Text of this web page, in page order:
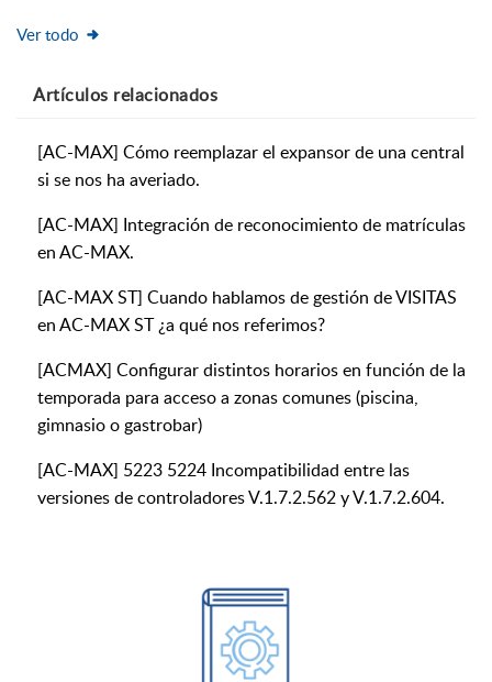
Ver todo
Artículos relacionados
[AC-MAX] Cómo reemplazar el expansor de una central
si se nos ha averiado.
[AC-MAX] Integración de reconocimiento de matrículas
en AC-MAX.
[AC-MAX ST] Cuando hablamos de gestión de VISITAS
en AC-MAX ST ¿a qué nos referimos?
[ACMAX] Configurar distintos horarios en función de la
temporada para acceso a zonas comunes (piscina,
gimnasio o gastrobar)
[AC-MAX] 5223 5224 Incompatibilidad entre las
versiones de controladores V.1.7.2.562 y V.1.7.2.604.